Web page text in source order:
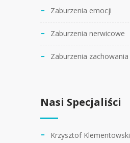
Zaburzenia emocji
Zaburzenia nerwicowe
Zaburzenia zachowania
Nasi Specjaliści
Krzysztof Klementowski